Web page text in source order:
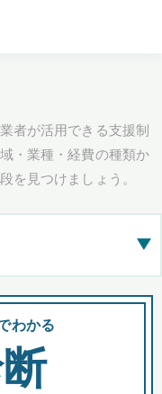
者が活用できる支援制
・業種・経費の種類か
を見つけましょう。
▶
わかる